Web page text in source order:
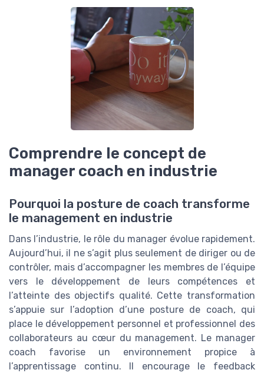
Comprendre le concept de
manager coach en industrie
Pourquoi la posture de coach transforme
le management en industrie
Dans l’industrie, le rôle du manager évolue rapidement.
Aujourd’hui, il ne s’agit plus seulement de diriger ou de
contrôler, mais d’accompagner les membres de l’équipe
vers le développement de leurs compétences et
l’atteinte des objectifs qualité. Cette transformation
s’appuie sur l’adoption d’une posture de coach, qui
place le développement personnel et professionnel des
collaborateurs au cœur du management. Le manager
coach favorise un environnement propice à
l’apprentissage continu. Il encourage le feedback